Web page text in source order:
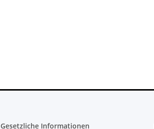
Gesetzliche Informationen